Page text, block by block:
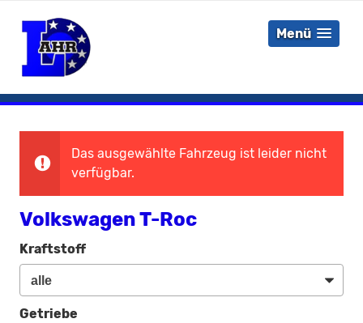
Menü
Das ausgewählte Fahrzeug ist leider nicht
verfügbar.
Volkswagen T-Roc
Kraftstoff
Getriebe